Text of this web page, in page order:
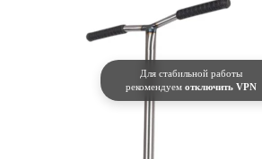
Для стабильной работы
рекомендуем отключить VPN